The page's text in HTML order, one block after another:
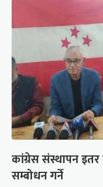
कांग्रेस संस्थापन इतर
सम्बोधन गर्ने